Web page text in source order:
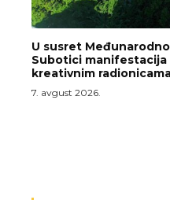
U susret
Subotici
kreativnim
7. avgust 2026.